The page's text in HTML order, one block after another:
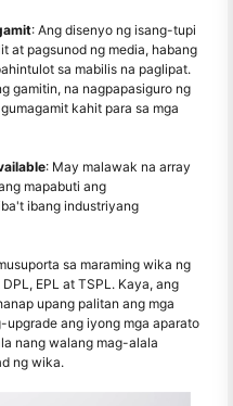
: Ang disenyo ng isang-tupi
at pagsunod ng media, habang
sa mabilis na paglipat.
gamitin, na nagpapasiguro ng
kahit para sa mga
: May malawak na array
mapabuti ang
ibang industriyang
sa maraming wika ng
EPL at TSPL. Kaya, ang
upang palitan ang mga
upgrade ang iyong mga aparato
nang walang mag-alala
ng wika.